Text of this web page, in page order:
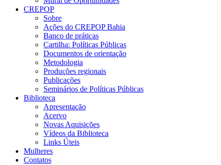
CREPOP
Sobre
Ações do CREPOP Bahia
Banco de práticas
Cartilha: Políticas Públicas
Documentos de orientação
Metodologia
Produções regionais
Publicações
Seminários de Políticas Públicas
Biblioteca
Apresentação
Acervo
Novas Aquisições
Vídeos da Biblioteca
Links Úteis
Mulheres
Contatos